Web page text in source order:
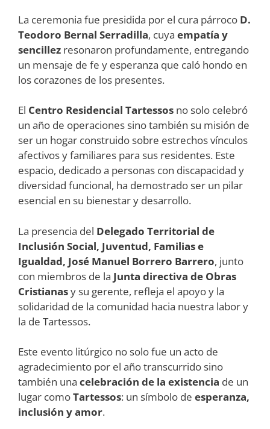
La ceremonia fue presidida por el cura párroco D.
Teodoro Bernal Serradilla, cuya empatía y
sencillez resonaron profundamente, entregando
un mensaje de fe y esperanza que caló hondo en
los corazones de los presentes.
El Centro Residencial Tartessos no solo celebró
un año de operaciones sino también su misión de
ser un hogar construido sobre estrechos vínculos
afectivos y familiares para sus residentes. Este
espacio, dedicado a personas con discapacidad y
diversidad funcional, ha demostrado ser un pilar
esencial en su bienestar y desarrollo.
La presencia del Delegado Territorial de
Inclusión Social, Juventud, Familias e
Igualdad, José Manuel Borrero Barrero, junto
con miembros de la Junta directiva de Obras
Cristianasy su gerente, refleja el apoyo y la
solidaridad de la comunidad hacia nuestra labor y
la de Tartessos.
Este evento litúrgico no solo fue un acto de
agradecimiento por el año transcurrido sino
también una celebración de la existencia de un
lugar comoTartessos: un símbolo de esperanza,
inclusión y amor.